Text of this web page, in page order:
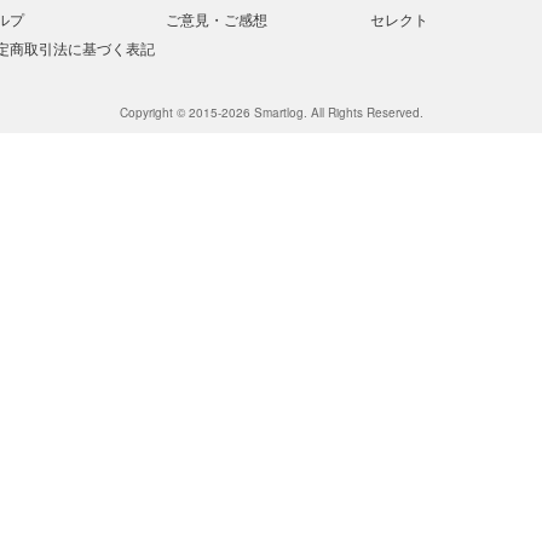
プ
ご意見・ご感想
商取引法に基づく表記
セレクト
Copyright © 2015-2026 Smartlog. All Rights Reserved.